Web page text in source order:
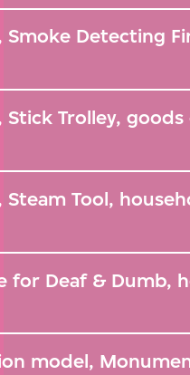
Detecting
Trolley,
Tool,
for Deaf & Dumb,
model,